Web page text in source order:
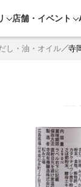
店舗・ イベント
し・油・オイル 寺